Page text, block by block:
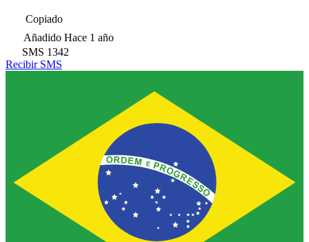
Copiado
Añadido Hace 1 año
SMS 1342
Recibir SMS